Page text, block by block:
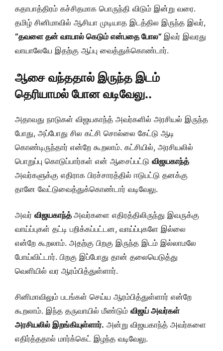
கதாபாத்திரம் கச்சிதமாக பொருந்தி விடும் இன்று வரை.
தமிழ் சினிமாவில் ஆசியா முடியாத இடத்தில இருந்த இவர்,
“தவளை தன் வாயால் கெடும் என்பதை போல” இவர் இவரது
வாயாலேயே இதற்கு ஆப்பு வைத்துக்கொண்டார்.
ஆசை வந்ததால் இருந்த இடம்
தெரியாமல் போன வடிவேலு..
அதாவது நாடுகள் விஜயகாந்த் அவர்களில் அரசியல் இருந்த
போது, அப்போது சில கட்சி சொல்லை கேட்டு ஆடி
கொண்டிருந்தார் என்றே கூறலாம். கட்சியில், அரசியலில்
பொறுப்பு கொடுப்பார்கள் என் ஆசைப்பட்டு விஜயகாந்த்
அவர்களுக்கு எதிராக பிரச்சாரத்தில் ஈடுபட்டு தனக்கு
தானே வேட்டுவைத்துக்கொண்டார் வடிவேலு.
அவர் விஜயகாந்த் அவர்களை எதிரத்திலிருந்து இவருக்கு
வாய்ப்புகள் தட்டி பறிக்கப்பட்டன, வாய்ப்புகளே இல்லை
என்றே கூறலாம். அதற்கு பிறகு இருந்த இடம் இல்லாமலே
போய்விட்டார். பிறகு இப்போது தான் தலையெடுத்து
வெளியில் வர ஆரம்பித்துள்ளார்.
சினிமாவிலும் படங்கள் செய்ய ஆரம்பித்துள்ளார் என்றே
கூறலாம். இந்த தருவாயில் மீண்டும் விஜய் அவர்கள்
அரசியலில் இறங்கியுள்ளார். அன்று விஜயகாந்த் அவர்களை
எதிர்த்ததால் மார்க்கெட் இழந்த வடிவேலு.